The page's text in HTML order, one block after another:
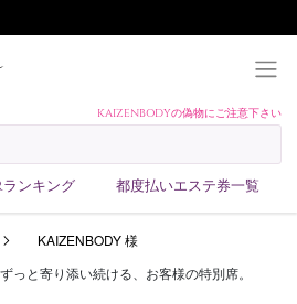
KAIZENBODYの偽物にご注意下さい
ランキング 都度払いエステ券一覧
予約方法
ロンランキング
術者ランキング
KAIZENBODY 様
っと寄り添い続ける、お客様の特別席。